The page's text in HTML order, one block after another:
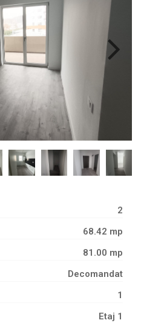
2
68.42 mp
81.00 mp
Decomandat
1
Etaj 1